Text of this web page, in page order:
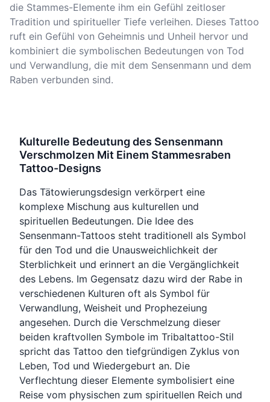
die Stammes-Elemente ihm ein Gefühl zeitloser
Tradition und spiritueller Tiefe verleihen. Dieses Tattoo
ruft ein Gefühl von Geheimnis und Unheil hervor und
kombiniert die symbolischen Bedeutungen von Tod
und Verwandlung, die mit dem Sensenmann und dem
Raben verbunden sind.
Kulturelle Bedeutung des Sensenmann
Verschmolzen Mit Einem Stammesraben
Tattoo-Designs
Das Tätowierungsdesign verkörpert eine
komplexe Mischung aus kulturellen und
spirituellen Bedeutungen. Die Idee des
Sensenmann-Tattoos steht traditionell als Symbol
für den Tod und die Unausweichlichkeit der
Sterblichkeit und erinnert an die Vergänglichkeit
des Lebens. Im Gegensatz dazu wird der Rabe in
verschiedenen Kulturen oft als Symbol für
Verwandlung, Weisheit und Prophezeiung
angesehen. Durch die Verschmelzung dieser
beiden kraftvollen Symbole im Tribaltattoo-Stil
spricht das Tattoo den tiefgründigen Zyklus von
Leben, Tod und Wiedergeburt an. Die
Verflechtung dieser Elemente symbolisiert eine
Reise vom physischen zum spirituellen Reich und